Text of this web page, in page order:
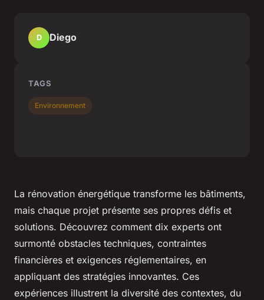
La rénovation énergétique transforme les bâtiments,
mais chaque projet présente ses propres défis et
solutions. Découvrez comment dix experts ont
surmonté obstacles techniques, contraintes
financières et exigences réglementaires, en
appliquant des stratégies innovantes. Ces
expériences illustrent la diversité des contextes, du
D Diego
TAGS
Environnement